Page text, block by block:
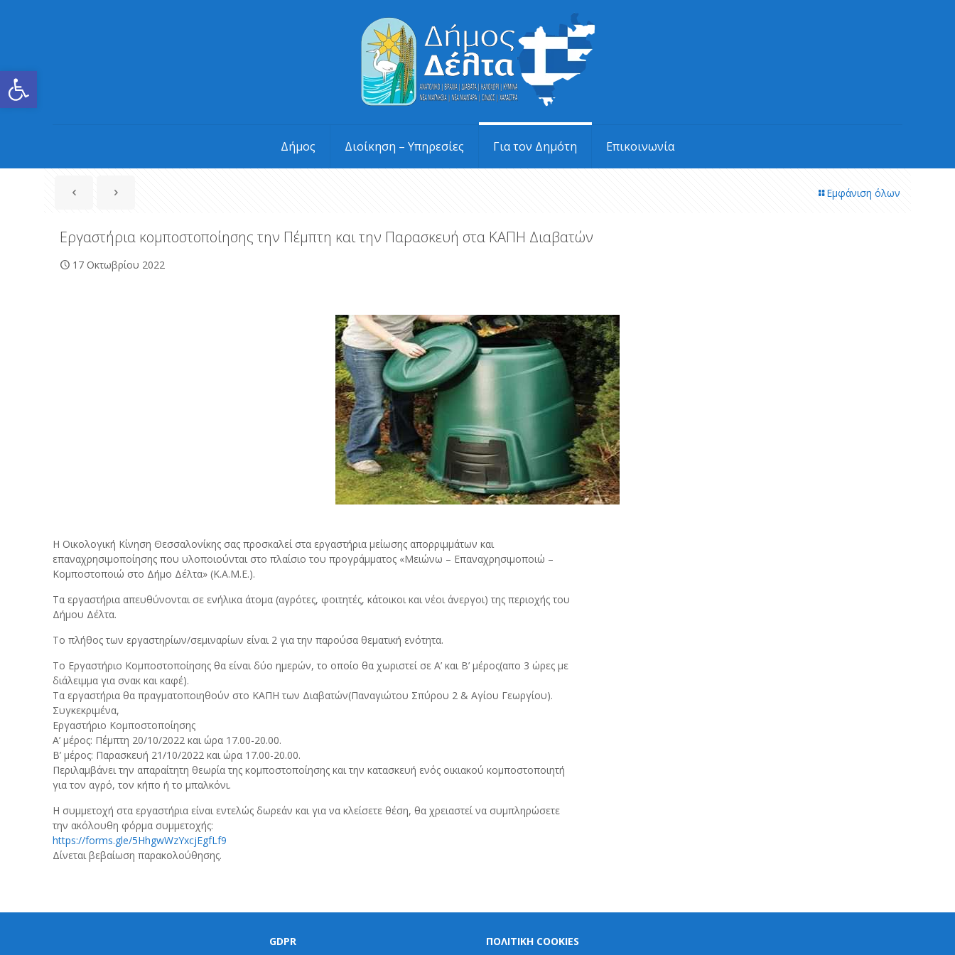
Ανοίξτε τη γραμμή εργαλείων
Δήμος Διοίκηση – Υπηρεσίες Για τον Δημότη Επικοινωνία
Εμφάνιση όλων
Εργαστήρια κομποστοποίησης την Πέμπτη και την Παρασκευή στα ΚΑΠΗ Διαβατών
17 Οκτωβρίου 2022
Η Οικολογική Κίνηση Θεσσαλονίκης σας προσκαλεί στα εργαστήρια μείωσης απορριμμάτων και
επαναχρησιμοποίησης που υλοποιούνται στο πλαίσιο του προγράμματος «Μειώνω – Επαναχρησιμοποιώ –
Κομποστοποιώ στο Δήμο Δέλτα» (Κ.Α.Μ.Ε.).
Τα εργαστήρια απευθύνονται σε ενήλικα άτομα (αγρότες, φοιτητές, κάτοικοι και νέοι άνεργοι) της περιοχής του
Δήμου Δέλτα.
Το πλήθος των εργαστηρίων/σεμιναρίων είναι 2 για την παρούσα θεματική ενότητα.
Το Εργαστήριο Κομποστοποίησης θα είναι δύο ημερών, το οποίο θα χωριστεί σε Α’ και Β’ μέρος(απο 3 ώρες με
διάλειμμα για σνακ και καφέ).
Τα εργαστήρια θα πραγματοποιηθούν στο ΚΑΠΗ των Διαβατών(Παναγιώτου Σπύρου 2 & Αγίου Γεωργίου).
Συγκεκριμένα,
Εργαστήριο Κομποστοποίησης
Α’ μέρος: Πέμπτη 20/10/2022 και ώρα 17.00-20.00.
Β’ μέρος: Παρασκευή 21/10/2022 και ώρα 17.00-20.00.
Περιλαμβάνει την απαραίτητη θεωρία της κομποστοποίησης και την κατασκευή ενός οικιακού κομποστοποιητή
για τον αγρό, τον κήπο ή το μπαλκόνι.
Η συμμετοχή στα εργαστήρια είναι εντελώς δωρεάν και για να κλείσετε θέση, θα χρειαστεί να συμπληρώσετε
την ακόλουθη φόρμα συμμετοχής:
https://forms.gle/5HhgwWzYxcjEgfLf9
Δίνεται βεβαίωση παρακολούθησης.
GDPR ΠΟΛΙΤΙΚΗ COOKIES